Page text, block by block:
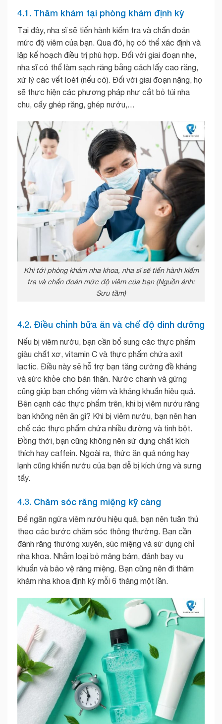
4.1. Thăm khám tại phòng khám định kỳ
Tại đây, nha sĩ sẽ tiến hành kiểm tra và chẩn đoán
mức độ viêm của bạn. Qua đó, họ có thể xác định và
lập kế hoạch điều trị phù hợp. Đối với giai đoạn nhẹ,
nha sĩ có thể làm sạch răng bằng cách lấy cao răng,
xử lý các vết loét (nếu có). Đối với giai đoạn nặng, họ
sẽ thực hiện các phương pháp như cắt bỏ túi nha
chu, cấy ghép răng, ghép nướu,…
Khi tới phòng khám nha khoa, nha sĩ sẽ tiến hành kiểm
tra và chẩn đoán mức độ viêm của bạn (Nguồn ảnh:
Sưu tầm)
4.2. Điều chỉnh bữa ăn và chế độ dinh dưỡng
Nếu bị viêm nướu, bạn cần bổ sung các thực phẩm
giàu chất xơ, vitamin C và thực phẩm chứa axit
lactic. Điều này sẽ hỗ trợ bạn tăng cường đề kháng
và sức khỏe cho bản thân. Nước chanh và gừng
cũng giúp bạn chống viêm và kháng khuẩn hiệu quả.
Bên cạnh các thực phẩm trên, khi bị viêm nướu răng
bạn không nên ăn gì? Khi bị viêm nướu, bạn nên hạn
chế các thực phẩm chứa nhiều đường và tinh bột.
Đồng thời, bạn cũng không nên sử dụng chất kích
thích hay caffein. Ngoài ra, thức ăn quá nóng hay
lạnh cũng khiến nướu của bạn dễ bị kích ứng và sưng
tấy.
4.3. Chăm sóc răng miệng kỹ càng
Để ngăn ngừa viêm nướu hiệu quả, bạn nên tuân thủ
theo các bước chăm sóc thông thường. Bạn cần
đánh răng thường xuyên, súc miệng và sử dụng chỉ
nha khoa. Nhằm loại bỏ mảng bám, đánh bay vu
khuẩn và bảo vệ răng miệng. Bạn cũng nên đi thăm
khám nha khoa định kỳ mỗi 6 tháng một lần.